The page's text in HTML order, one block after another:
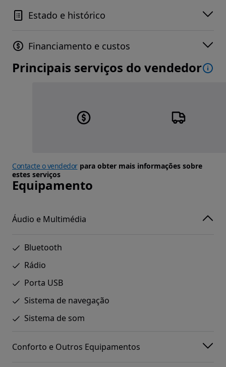
Estado e histórico
Financiamento e custos
Principais serviços do vendedor
Contacte o vendedorpara obter mais informações sobre
estes serviços
Equipamento
Áudio e Multimédia
Bluetooth
Rádio
Porta USB
Sistema de navegação
Sistema de som
Conforto e Outros Equipamentos